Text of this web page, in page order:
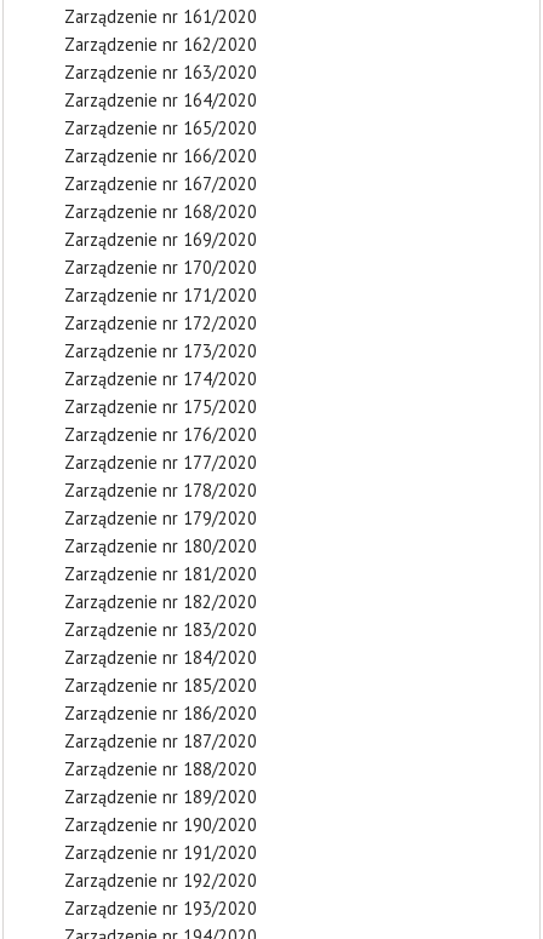
Zarządzenie nr 161/2020
Zarządzenie nr 162/2020
Zarządzenie nr 163/2020
Zarządzenie nr 164/2020
Zarządzenie nr 165/2020
Zarządzenie nr 166/2020
Zarządzenie nr 167/2020
Zarządzenie nr 168/2020
Zarządzenie nr 169/2020
Zarządzenie nr 170/2020
Zarządzenie nr 171/2020
Zarządzenie nr 172/2020
Zarządzenie nr 173/2020
Zarządzenie nr 174/2020
Zarządzenie nr 175/2020
Zarządzenie nr 176/2020
Zarządzenie nr 177/2020
Zarządzenie nr 178/2020
Zarządzenie nr 179/2020
Zarządzenie nr 180/2020
Zarządzenie nr 181/2020
Zarządzenie nr 182/2020
Zarządzenie nr 183/2020
Zarządzenie nr 184/2020
Zarządzenie nr 185/2020
Zarządzenie nr 186/2020
Zarządzenie nr 187/2020
Zarządzenie nr 188/2020
Zarządzenie nr 189/2020
Zarządzenie nr 190/2020
Zarządzenie nr 191/2020
Zarządzenie nr 192/2020
Zarządzenie nr 193/2020